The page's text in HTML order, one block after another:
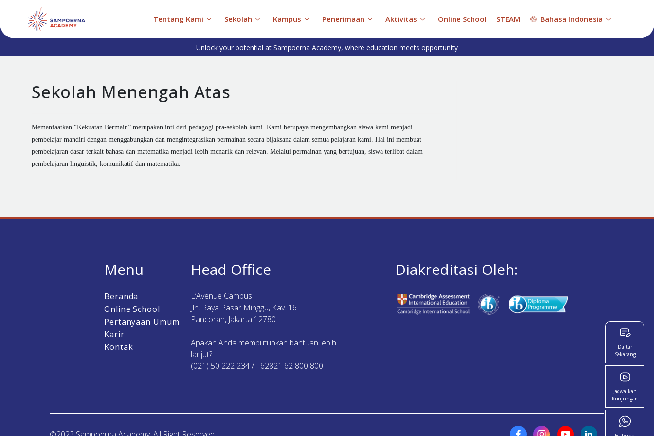
Tentang Kami Sekolah Kampus Penerimaan Aktivitas Online School STEAM Bahasa Indonesia
Unlock your potential at Sampoerna Academy, where education meets opportunity
Sekolah Menengah Atas
Memanfaatkan “Kekuatan Bermain” merupakan inti dari pedagogi pra-sekolah kami. Kami berupaya mengembangkan siswa kami menjadi
pembelajar mandiri dengan menggabungkan dan mengintegrasikan permainan secara bijaksana dalam semua pelajaran kami. Hal ini membuat
pembelajaran dasar terkait bahasa dan matematika menjadi lebih menarik dan relevan. Melalui permainan yang bertujuan, siswa terlibat dalam
pembelajaran linguistik, komunikatif dan matematika.
Menu
Beranda
Online School
Pertanyaan Umum
Karir
Kontak
Head Office
L’Avenue Campus
Jln. Raya Pasar Minggu, Kav. 16
Pancoran, Jakarta 12780
Apakah Anda membutuhkan bantuan lebih
lanjut?
(021) 50 222 234 / +62821 62 800 800
Diakreditasi Oleh:
©2023 Sampoerna Academy. All Right Reserved
Daftar
Sekarang
Jadwalkan
Kunjungan